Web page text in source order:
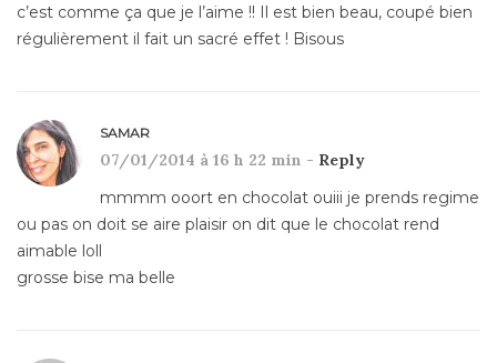
c’est comme ça que je l’aime !! Il est bien beau, coupé bien
régulièrement il fait un sacré effet ! Bisous
SAMAR
07/01/2014 à 16 h 22 min - Reply
mmmm ooort en chocolat ouiii je prends regime
ou pas on doit se aire plaisir on dit que le chocolat rend
aimable loll
grosse bise ma belle